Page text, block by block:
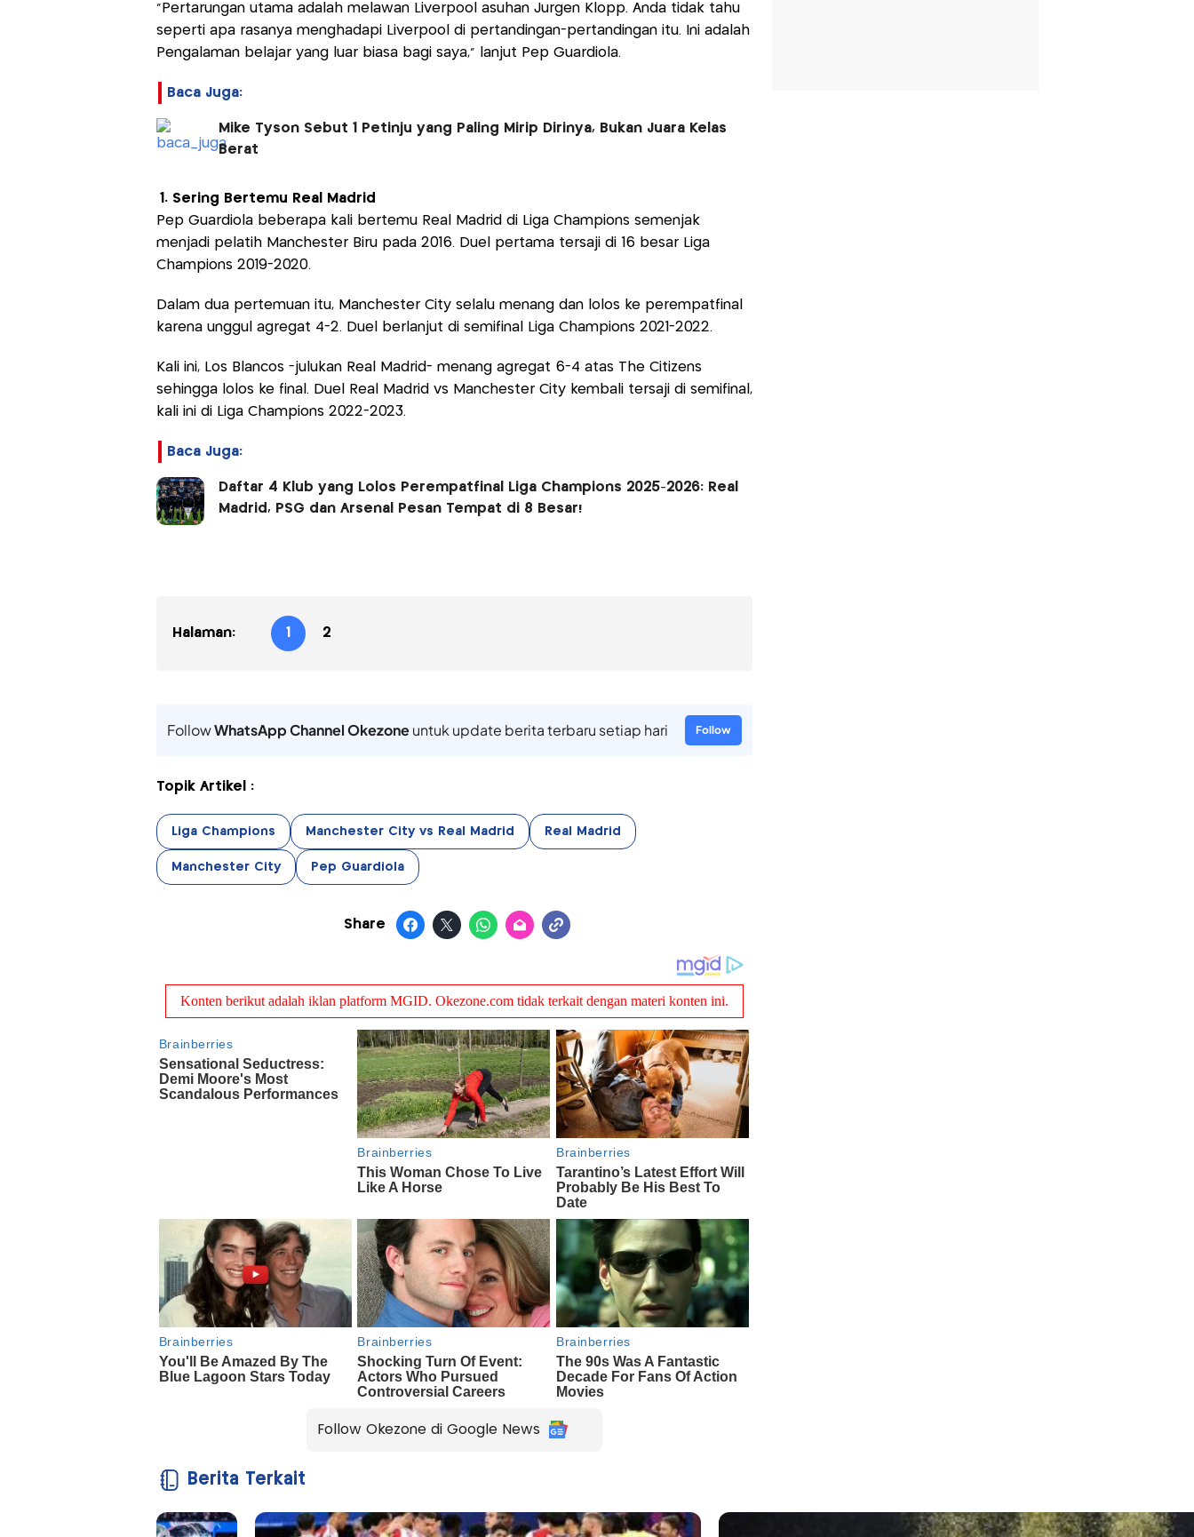
“Pertarungan utama adalah melawan Liverpool asuhan Jurgen Klopp. Anda tidak tahu
seperti apa rasanya menghadapi Liverpool di pertandingan-pertandingan itu. Ini adalah
Pengalaman belajar yang luar biasa bagi saya,” lanjut Pep Guardiola.
Baca Juga:
Mike Tyson Sebut 1 Petinju yang Paling Mirip Dirinya, Bukan Juara Kelas
Berat
1. Sering Bertemu Real Madrid
Pep Guardiola beberapa kali bertemu Real Madrid di Liga Champions semenjak
menjadi pelatih Manchester Biru pada 2016. Duel pertama tersaji di 16 besar Liga
Champions 2019-2020.
Dalam dua pertemuan itu, Manchester City selalu menang dan lolos ke perempatfinal
karena unggul agregat 4-2. Duel berlanjut di semifinal Liga Champions 2021-2022.
Kali ini, Los Blancos -julukan Real Madrid- menang agregat 6-4 atas The Citizens
sehingga lolos ke final. Duel Real Madrid vs Manchester City kembali tersaji di semifinal,
kali ini di Liga Champions 2022-2023.
Baca Juga:
Daftar 4 Klub yang Lolos Perempatfinal Liga Champions 2025-2026: Real
Madrid, PSG dan Arsenal Pesan Tempat di 8 Besar!
Halaman: 1 2
FollowWhatsApp Channel Okezoneuntuk update berita terbaru setiap hari Follow
Topik Artikel :
Liga Champions Manchester City vs Real Madrid Real Madrid
Manchester City Pep Guardiola
Share
Follow Okezone di Google News
Berita Terkait